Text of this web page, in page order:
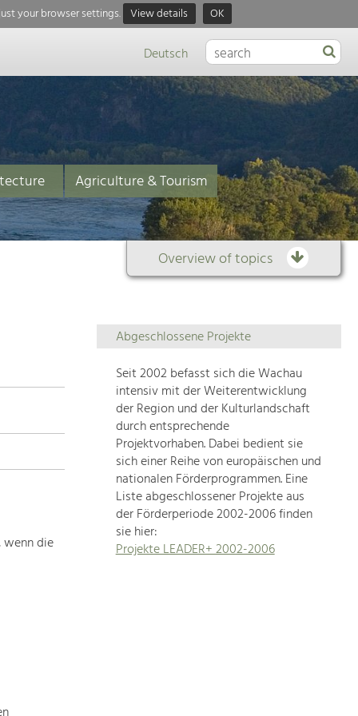
your browser settings. View details OK
Deutsch
Agriculture & Tourism
Overview of topics
Overview
of
topics
Development
within
our
region
is
extremely
diverse.
Which
wenn die
Abgeschlossene Projekte
Seit 2002 befasst sich die Wachau
intensiv mit der Weiterentwicklung
der Region und der Kulturlandschaft
durch entsprechende
Projektvorhaben. Dabei bedient sie
sich einer Reihe von europäischen und
nationalen Förderprogrammen. Eine
Liste abgeschlossener Projekte aus
der Förderperiode 2002-2006 finden
sie hier:
Projekte LEADER+ 2002-2006